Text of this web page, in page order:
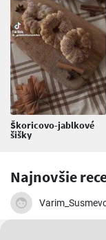
Škoricovo-jablkové
šišky
Najnovšie